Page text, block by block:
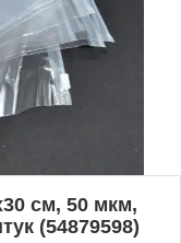
см, 50 мкм,
(54879598)